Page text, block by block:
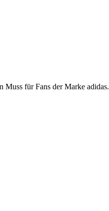
für Fans der Marke adidas.